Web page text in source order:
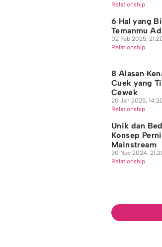
Relationship
6 Hal yang
Temanmu
02 Feb 2025,
Relationship
8 Alasan
Cuek yang
Cewek
20 Jan 2025,
Relationship
Unik dan
Konsep
Mainstream
30 Nov 2024,
Relationship